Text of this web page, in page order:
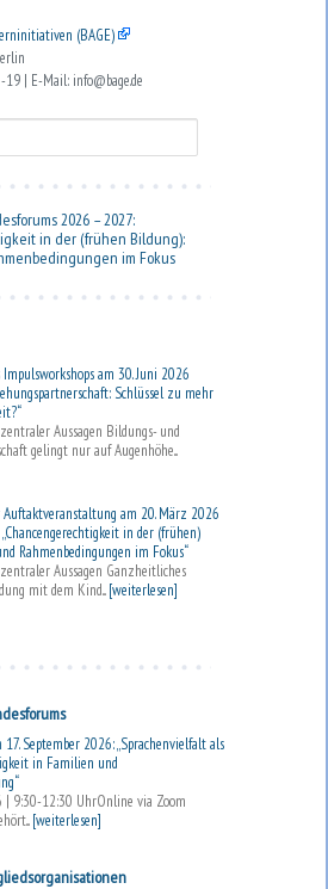
(BAGE)
| E-Mail: info@bage.de
2026 – 2027:
in der (frühen Bildung):
im Fokus
am 30. Juni 2026
Schlüssel zu mehr
Aussagen Bildungs- und
gelingt nur auf Augenhöhe...
am 20. März 2026
in der (frühen)
Rahmenbedingungen im Fokus“
Aussagen Ganzheitliches
mit dem Kind...[weiterlesen]
September 2026: „Sprachenvielfalt als
in Familien und
| 9:30-12:30 UhrOnline via Zoom
[weiterlesen]